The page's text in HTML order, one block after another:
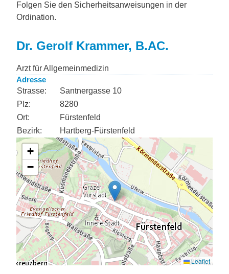
Folgen Sie den Sicherheitsanweisungen in der
Ordination.
Dr. Gerolf Krammer, B.AC.
Arzt für Allgemeinmedizin
Adresse
Strasse:
Santnergasse 10
Plz:
8280
Ort:
Fürstenfeld
Bezirk:
Hartberg-Fürstenfeld